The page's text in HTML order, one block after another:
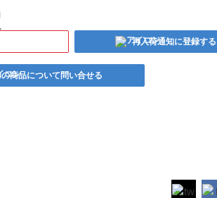
再入荷通知に登録する
の商品について問い合せる